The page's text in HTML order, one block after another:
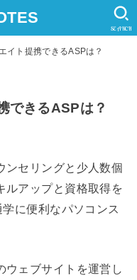
SEARCH
イト提携できるASPは？
できるASPは？
ンセリングと少人数個
ルアップと資格取得を
に便利なパソコンス
ウェブサイトを運営し